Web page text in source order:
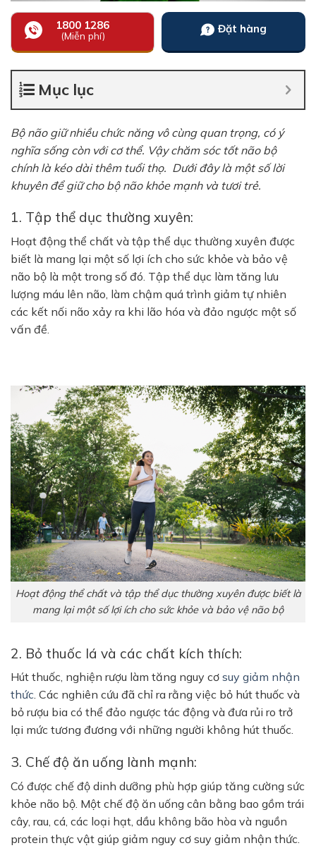
1800 1286
(Miễn phí)
Đặt hàng
Mục lục
Bộ não giữ nhiều chức năng vô cùng quan trọng, có ý
nghĩa sống còn với cơ thể. Vậy chăm sóc tốt não bộ
chính là kéo dài thêm tuổi thọ. Dưới đây là một số lời
khuyên để giữ cho bộ não khỏe mạnh và tươi trẻ.
1. Tập thể dục thường xuyên:
Hoạt động thể chất và tập thể dục thường xuyên được
biết là mang lại một số lợi ích cho sức khỏe và bảo vệ
não bộ là một trong số đó. Tập thể dục làm tăng lưu
lượng máu lên não, làm chậm quá trình giảm tự nhiên
các kết nối não xảy ra khi lão hóa và đảo ngược một số
vấn đề.
Hoạt động thể chất và tập thể dục thường xuyên được biết là
mang lại một số lợi ích cho sức khỏe và bảo vệ não bộ
2. Bỏ thuốc lá và các chất kích thích:
Hút thuốc, nghiện rượu làm tăng nguy cơ suy giảm nhận
thức. Các nghiên cứu đã chỉ ra rằng việc bỏ hút thuốc và
bỏ rượu bia có thể đảo ngược tác động và đưa rủi ro trở
lại mức tương đương với những người không hút thuốc.
3. Chế độ ăn uống lành mạnh:
Có được chế độ dinh dưỡng phù hợp giúp tăng cường sức
khỏe não bộ. Một chế độ ăn uống cân bằng bao gồm trái
cây, rau, cá, các loại hạt, dầu không bão hòa và nguồn
protein thực vật giúp giảm nguy cơ suy giảm nhận thức.